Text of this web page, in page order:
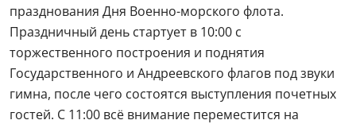
празднования Дня Военно-морского флота.
Праздничный день стартует в 10:00 с
торжественного построения и поднятия
Государственного и Андреевского флагов под звуки
гимна, после чего состоятся выступления почетных
гостей. С 11:00 всё внимание переместится на